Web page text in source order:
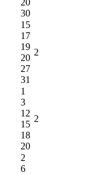
30
15
17
19
20
27
31
2
1
3
12
15
18
20
2
2
6